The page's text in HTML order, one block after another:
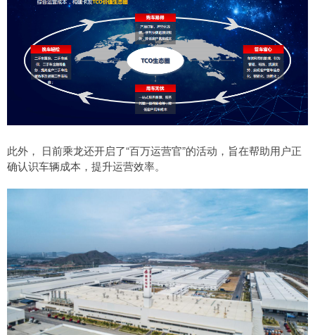
此外， 日前乘龙还开启了“百万运营官”的活动，旨在帮助用户正
确认识车辆成本，提升运营效率。